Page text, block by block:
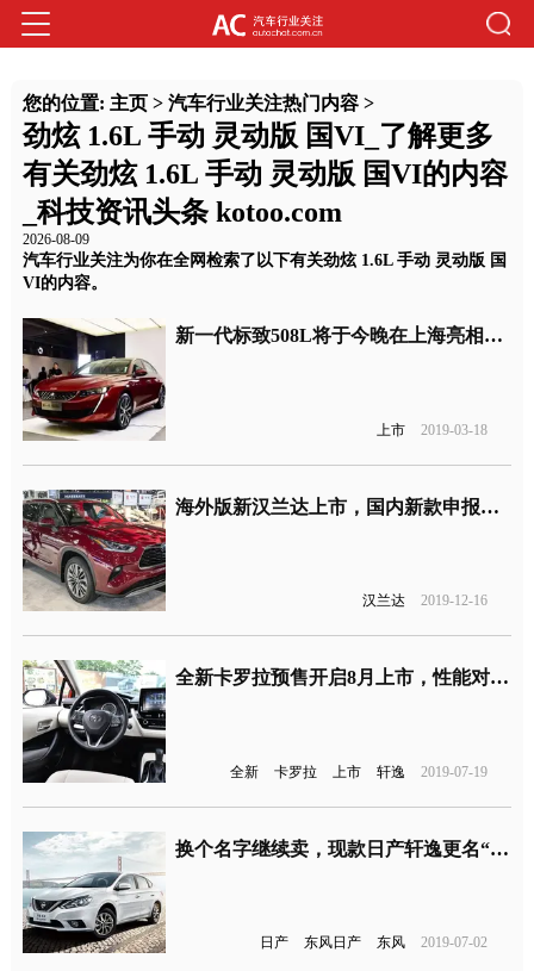
您的位置: 主页> 汽车行业关注热门内容>
劲炫 1.6L 手动 灵动版 国VI_了解更多
有关劲炫 1.6L 手动 灵动版 国VI的内容
_科技资讯头条 kotoo.com
2026-08-09
汽车行业关注为你在全网检索了以下有关劲炫 1.6L 手动 灵动版 国
VI的内容。
新一代标致508L将于今晚在上海亮相上市
上市 2019-03-18
海外版新汉兰达上市，国内新款申报图曝光
汉兰达 2019-12-16
全新卡罗拉预售开启8月上市，性能对标轩逸和朗逸
全新 卡罗拉 上市 轩逸 2019-07-19
换个名字继续卖，现款日产轩逸更名“轩逸·经典”同堂销售
日产 东风日产 东风 2019-07-02